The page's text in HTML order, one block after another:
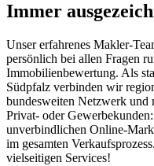
Immer
Unser erfahrenes Makler-
persönlich bei allen Fragen
Immobilienbewertung. Als
Südpfalz verbinden wir
bundesweiten Netzwerk und
Privat- oder
unverbindlichen Online-
im gesamten
vielseitigen Services!